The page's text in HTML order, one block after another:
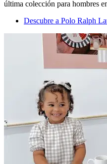
última colección para hombres
Descubre a Polo Ralph